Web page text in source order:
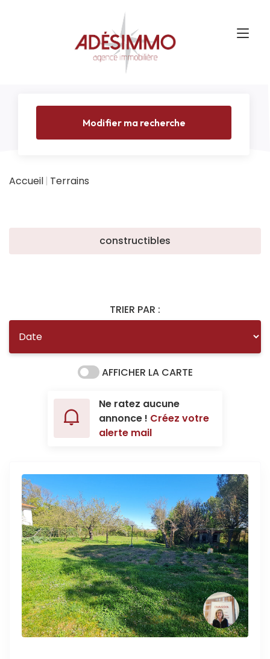
Modifier ma recherche
Accueil Terrains
constructibles
TRIER PAR :
AFFICHER LA CARTE
Ne ratez aucune
annonce ! Créez votre
alerte mail